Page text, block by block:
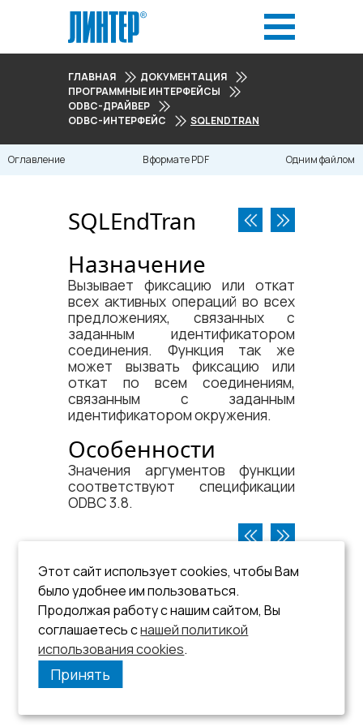
ГЛАВНАЯ
ДОКУМЕНТАЦИЯ
ПРОГРАММНЫЕ ИНТЕРФЕЙСЫ
ODBC-ДРАЙВЕР
ODBC-ИНТЕРФЕЙС
SQLENDTRAN
Оглавление В формате PDF Одним файлом
SQLEndTran
Назначение
Вызывает фиксацию или откат
всех активных операций во всех
предложениях, связанных с
заданным идентификатором
соединения. Функция так же
может вызвать фиксацию или
откат по всем соединениям,
связанным с заданным
идентификатором окружения.
Особенности
Значения аргументов функции
соответствуют спецификации
ODBC 3.8.
Этот сайт использует cookies, чтобы Вам
было удобнее им пользоваться.
Продолжая работу с нашим сайтом, Вы
соглашаетесь снашей политикой
использования cookies.
Принять